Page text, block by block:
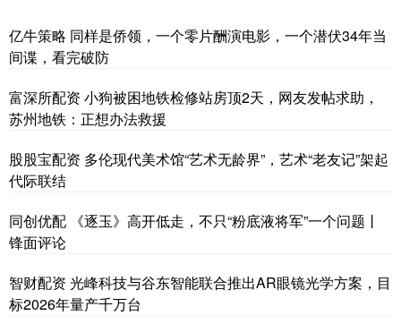
亿牛策略 同样是侨领，一个零片酬演电影，一个潜伏34年当
间谍，看完破防
富深所配资 小狗被困地铁检修站房顶2天，网友发帖求助，
苏州地铁：正想办法救援
股股宝配资 多伦现代美术馆“艺术无龄界”，艺术“老友记”架起
代际联结
同创优配 《逐玉》高开低走，不只“粉底液将军”一个问题丨
锋面评论
智财配资 光峰科技与谷东智能联合推出AR眼镜光学方案，目
标2026年量产千万台